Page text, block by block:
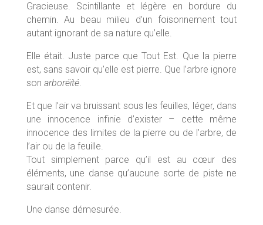
Gracieuse. Scintillante et légère en bordure du
chemin. Au beau milieu d’un foisonnement tout
autant ignorant de sa nature qu’elle.
Elle était. Juste parce que Tout Est. Que la pierre
est, sans savoir qu’elle est pierre. Que l’arbre ignore
son arboréïté.
Et que l’air va bruissant sous les feuilles, léger, dans
une innocence infinie d’exister – cette même
innocence des limites de la pierre ou de l’arbre, de
l’air ou de la feuille.
Tout simplement parce qu’il est au cœur des
éléments, une danse qu’aucune sorte de piste ne
saurait contenir.
Une danse démesurée.